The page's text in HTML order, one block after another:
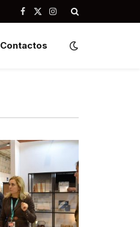
Facebook
X
Instagram
Contactos